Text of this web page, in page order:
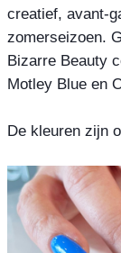
creatief, avant-
zomerseizoen.
Bizarre Beauty
Motley Blue en
De kleuren zijn